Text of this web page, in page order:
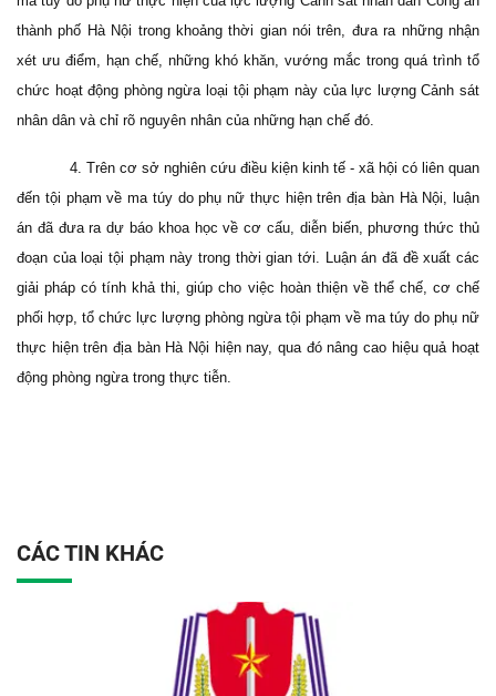
thành phố Hà Nội trong khoảng thời gian nói trên, đưa ra những nhận
xét ưu điểm, hạn chế, những khó khăn, vướng mắc trong quá trình tổ
chức hoạt động phòng ngừa loại tội phạm này của lực lượng Cảnh sát
nhân dân và chỉ rõ nguyên nhân của những hạn chế đó.
4. Trên cơ sở nghiên cứu điều kiện kinh tế - xã hội có liên quan
đến tội phạm về ma túy do phụ nữ thực hiện trên địa bàn Hà Nội, luận
án đã đưa ra dự báo khoa học về cơ cấu, diễn biến, phương thức thủ
đoạn của loại tội phạm này trong thời gian tới. Luận án đã đề xuất các
giải pháp có tính khả thi, giúp cho việc hoàn thiện về thể chế, cơ chế
phối hợp, tổ chức lực lượng phòng ngừa tội phạm về ma túy do phụ nữ
thực hiện trên địa bàn Hà Nội hiện nay, qua đó nâng cao hiệu quả hoạt
động phòng ngừa trong thực tiễn.
CÁC TIN KHÁC